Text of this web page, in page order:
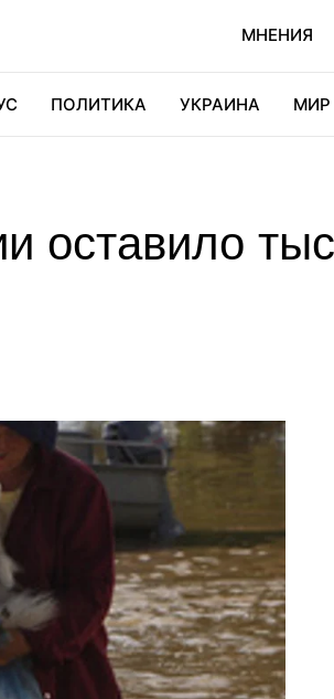
МНЕНИЯ
ПОЛИТИКА УКРАИНА МИР
оставило